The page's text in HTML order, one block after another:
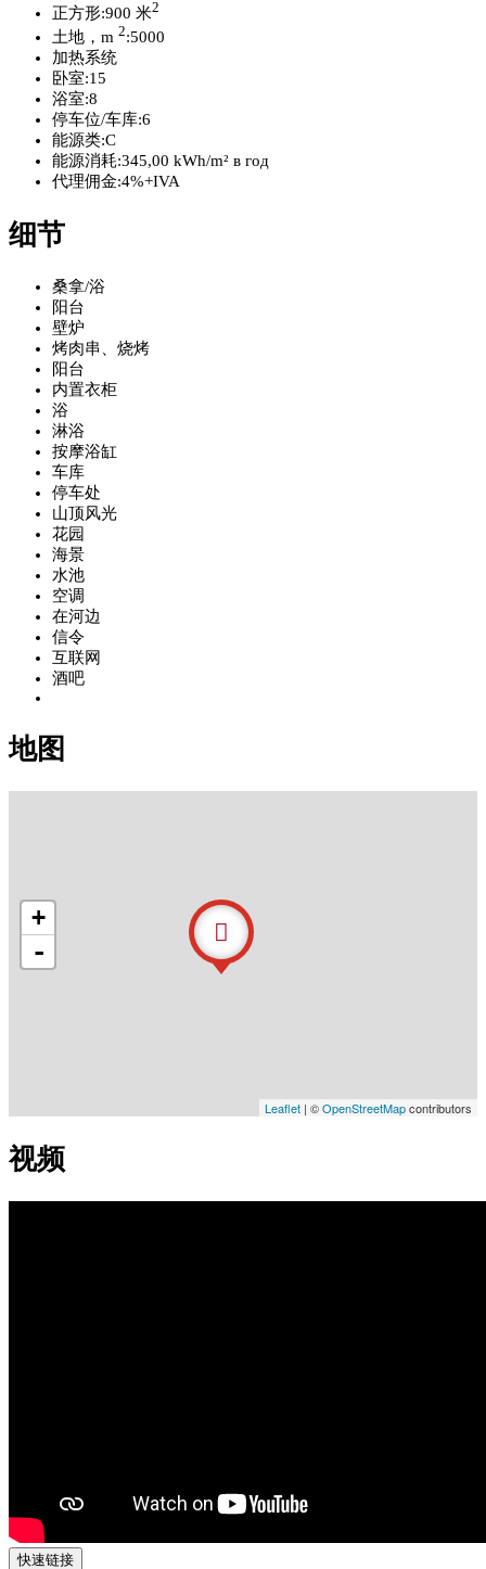
正方形:900 米2
土地，m 2:5000
加热系统
卧室:15
浴室:8
停车位/车库:6
能源类:C
能源消耗:345,00 kWh/m² в год
代理佣金:4%+IVA
细节
桑拿/浴
阳台
壁炉
烤肉串、烧烤
阳台
内置衣柜
浴
淋浴
按摩浴缸
车库
停车处
山顶风光
花园
海景
水池
空调
在河边
信令
互联网
酒吧
地图
+
-
Leaflet | ©OpenStreetMapcontributors
视频
快速链接